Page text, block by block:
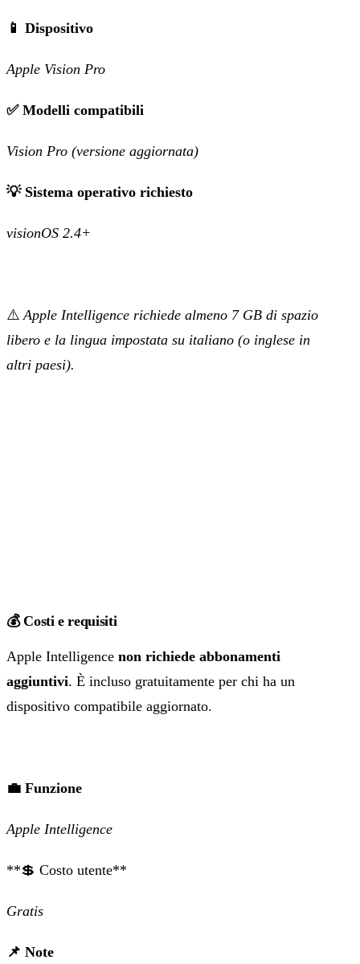
📱 Dispositivo
Apple Vision Pro
✅ Modelli compatibili
Vision Pro (versione aggiornata)
💡 Sistema operativo richiesto
visionOS 2.4+
⚠️Apple Intelligence richiede almeno 7 GB di spazio
libero e la lingua impostata su italiano (o inglese in
altri paesi).
💰 Costi e requisiti
Apple Intelligence non richiede abbonamenti
aggiuntivi. È incluso gratuitamente per chi ha un
dispositivo compatibile aggiornato.
💼 Funzione
Apple Intelligence
‍**💲 Costo utente**
Gratis
📌 Note